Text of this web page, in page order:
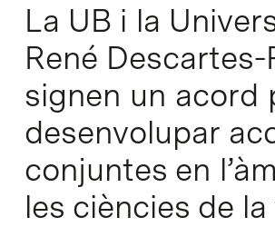
La UB i la
René Descartes-
signen un acord
desenvolupar
conjuntes en
les ciències de la